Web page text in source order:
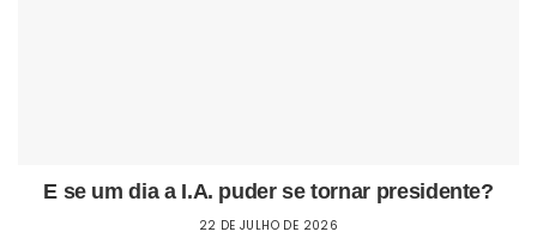
E se um dia a I.A. puder se tornar presidente?
22 DE JULHO DE 2026